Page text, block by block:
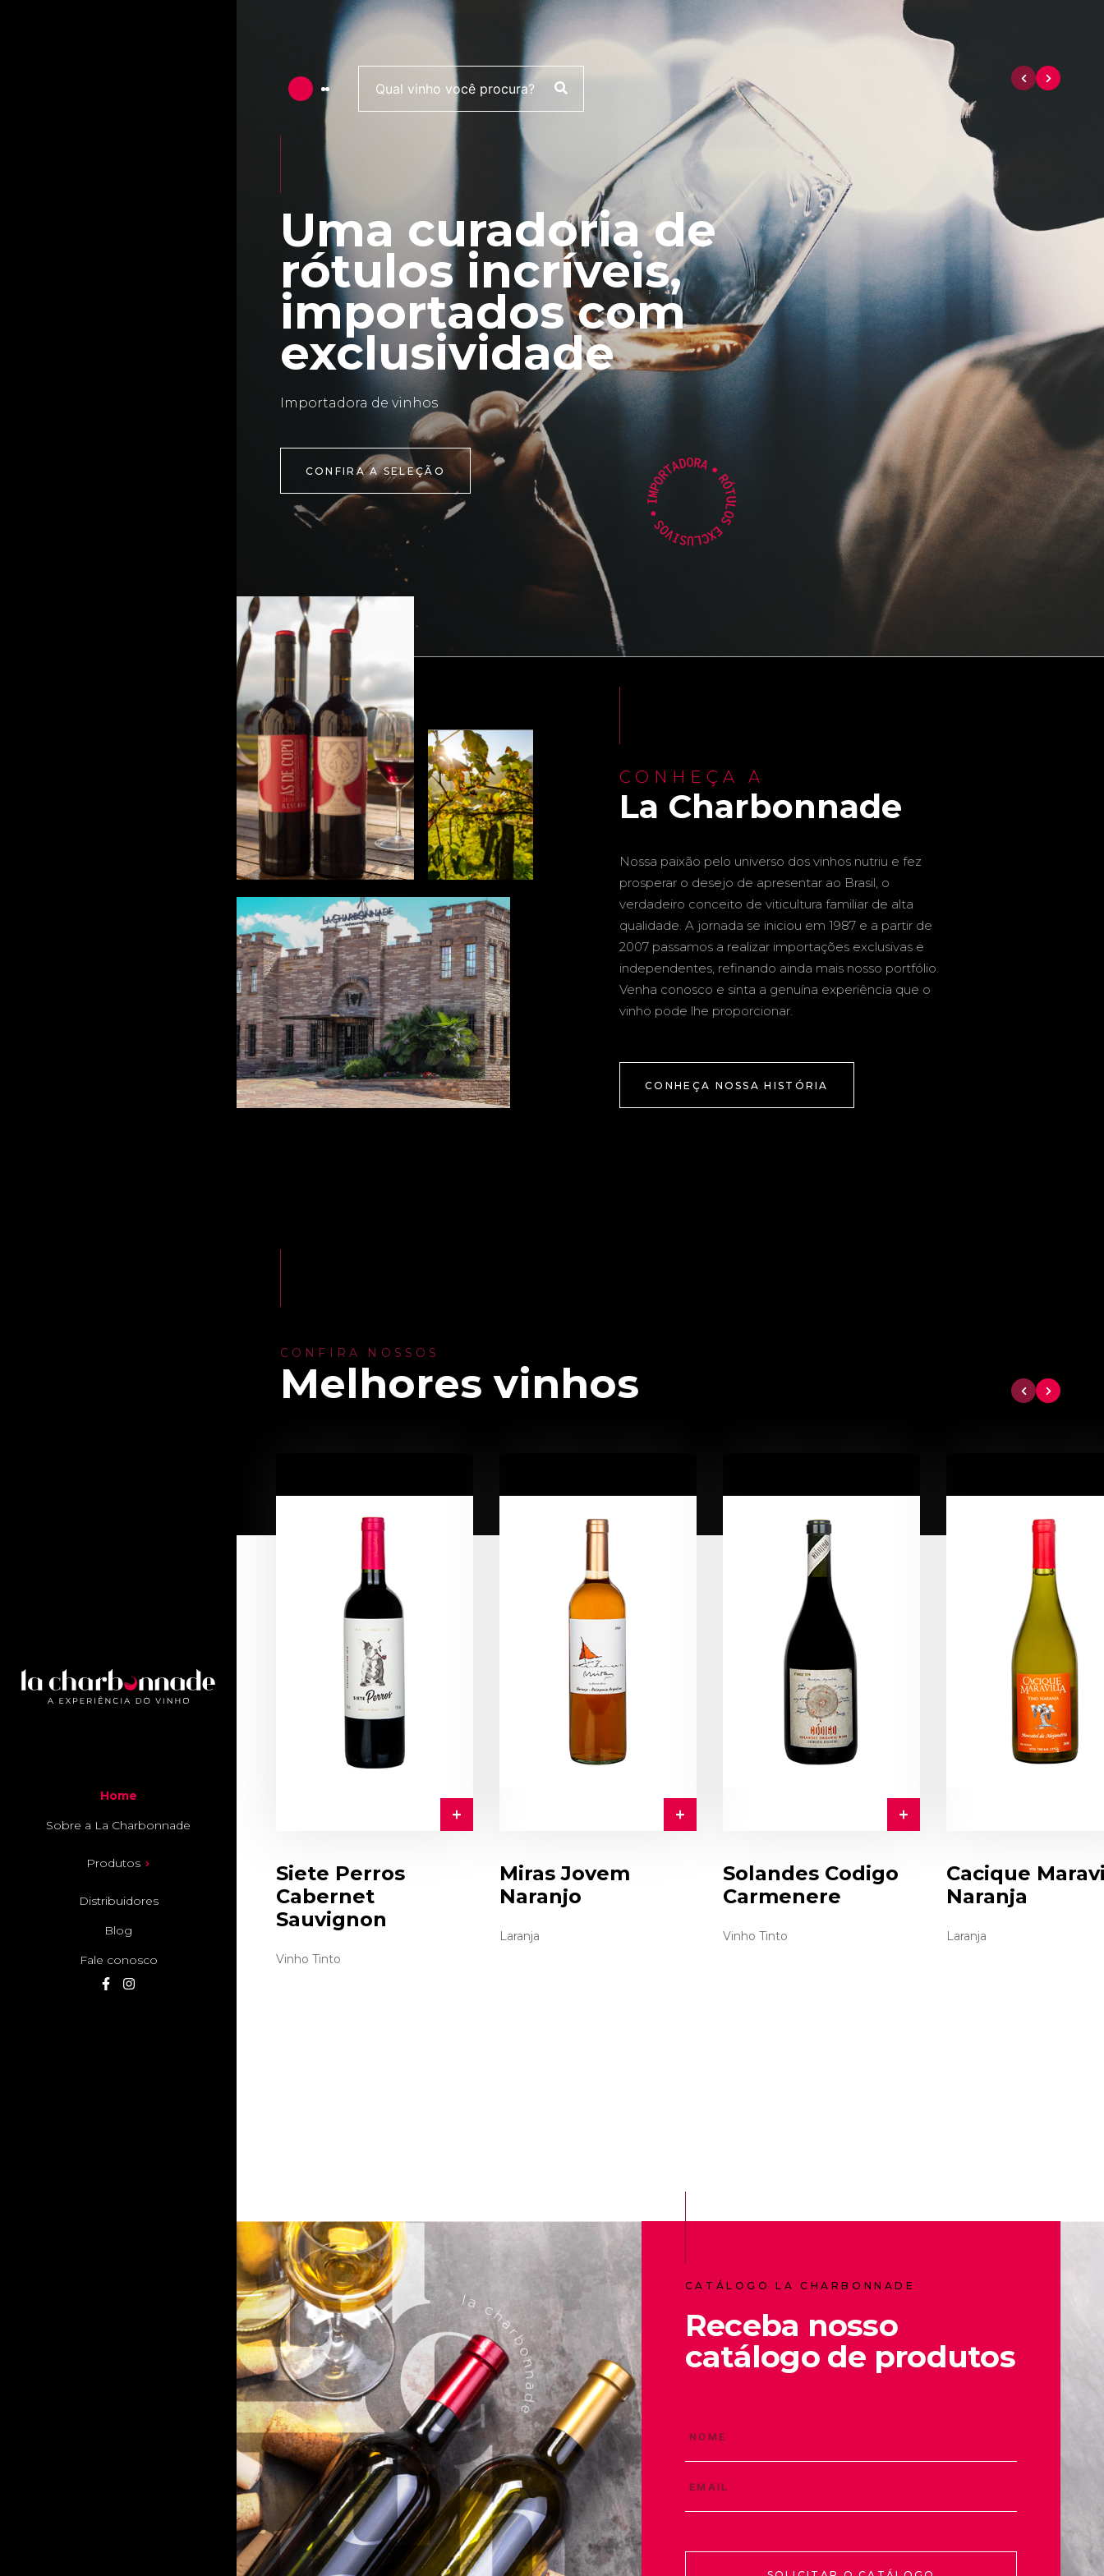
Home
Sobre a La Charbonnade
Produtos
Distribuidores
Blog
Fale conosco
Uma curadoria de
rótulos incríveis,
importados com
exclusividade
Importadora de vinhos
CONFIRA A SELEÇÃO
CONHEÇA A
La Charbonnade
Nossa paixão pelo universo dos vinhos nutriu e fez
prosperar o desejo de apresentar ao Brasil, o
verdadeiro conceito de viticultura familiar de alta
qualidade. A jornada se iniciou em 1987 e a partir de
2007 passamos a realizar importações exclusivas e
independentes, refinando ainda mais nosso portfólio.
Venha conosco e sinta a genuína experiência que o
vinho pode lhe proporcionar.
CONHEÇA NOSSA HISTÓRIA
CONFIRA NOSSOS
Melhores vinhos
Siete Perros
Cabernet
Sauvignon
Vinho Tinto
Miras Jovem
Naranjo
Laranja
Solandes Codigo
Carmenere
Vinho Tinto
Cacique
Naranja
Laranja
CATÁLOGO LA CHARBONNADE
Receba nosso
catálogo de produtos